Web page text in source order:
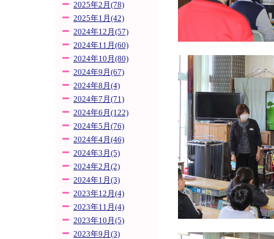
2025年2月(78)
2025年1月(42)
2024年12月(57)
2024年11月(60)
2024年10月(80)
2024年9月(67)
2024年8月(4)
2024年7月(71)
2024年6月(122)
2024年5月(76)
2024年4月(46)
2024年3月(5)
2024年2月(2)
2024年1月(3)
2023年12月(4)
2023年11月(4)
2023年10月(5)
2023年9月(3)